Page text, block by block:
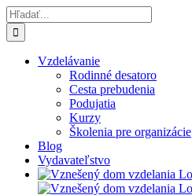
Skip
to
content
Hľadať:
Vzdelávanie
Rodinné desatoro
Cesta prebudenia
Podujatia
Kurzy
Školenia pre organizácie
Blog
Vydavateľstvo